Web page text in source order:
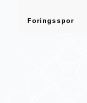
Foringsspor